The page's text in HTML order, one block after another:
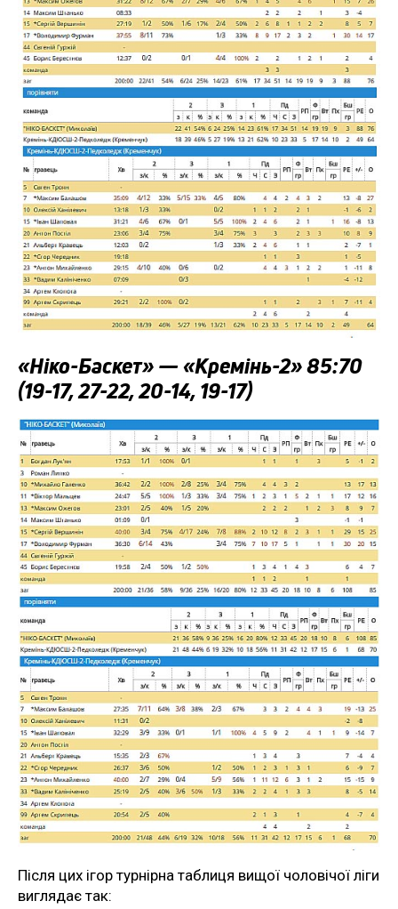
«Ніко-Баскет» — «Кремінь-2» 85:70
(19-17, 27-22, 20-14, 19-17)
Після цих ігор турнірна таблиця вищої чоловічої ліги
виглядає так: